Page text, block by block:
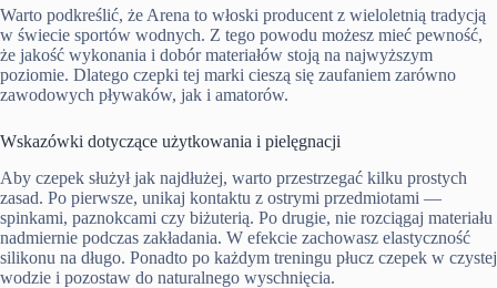
Warto podkreślić, że Arena to włoski producent z wieloletnią tradycją
w świecie sportów wodnych. Z tego powodu możesz mieć pewność,
że jakość wykonania i dobór materiałów stoją na najwyższym
poziomie. Dlatego czepki tej marki cieszą się zaufaniem zarówno
zawodowych pływaków, jak i amatorów.
Wskazówki dotyczące użytkowania i pielęgnacji
Aby czepek służył jak najdłużej, warto przestrzegać kilku prostych
zasad. Po pierwsze, unikaj kontaktu z ostrymi przedmiotami —
spinkami, paznokcami czy biżuterią. Po drugie, nie rozciągaj materiału
nadmiernie podczas zakładania. W efekcie zachowasz elastyczność
silikonu na długo. Ponadto po każdym treningu płucz czepek w czystej
wodzie i pozostaw do naturalnego wyschnięcia.